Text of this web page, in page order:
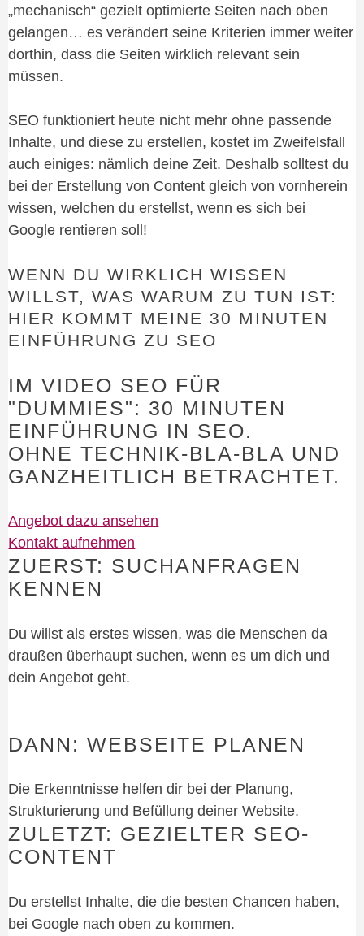
„mechanisch“ gezielt optimierte Seiten nach oben
gelangen… es verändert seine Kriterien immer weiter
dorthin, dass die Seiten wirklich relevant sein
müssen.
SEO funktioniert heute nicht mehr ohne passende
Inhalte, und diese zu erstellen, kostet im Zweifelsfall
auch einiges: nämlich deine Zeit. Deshalb solltest du
bei der Erstellung von Content gleich von vornherein
wissen, welchen du erstellst, wenn es sich bei
Google rentieren soll!
WENN DU WIRKLICH WISSEN
WILLST, WAS WARUM ZU TUN IST:
HIER KOMMT MEINE 30 MINUTEN
EINFÜHRUNG ZU SEO
IM VIDEO SEO FÜR
"DUMMIES": 30 MINUTEN
EINFÜHRUNG IN SEO.
OHNE TECHNIK-BLA-BLA UND
GANZHEITLICH BETRACHTET.
Angebot dazu ansehen
Kontakt aufnehmen
ZUERST: SUCHANFRAGEN
KENNEN
Du willst als erstes wissen, was die Menschen da
draußen überhaupt suchen, wenn es um dich und
dein Angebot geht.
DANN: WEBSEITE PLANEN
Die Erkenntnisse helfen dir bei der Planung,
Strukturierung und Befüllung deiner Website.
ZULETZT: GEZIELTER SEO-
CONTENT
Du erstellst Inhalte, die die besten Chancen haben,
bei Google nach oben zu kommen.